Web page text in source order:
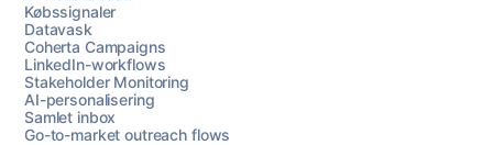
Købssignaler
Datavask
Coherta Campaigns
LinkedIn-workflows
Stakeholder Monitoring
AI-personalisering
Samlet inbox
Go-to-market outreach flows